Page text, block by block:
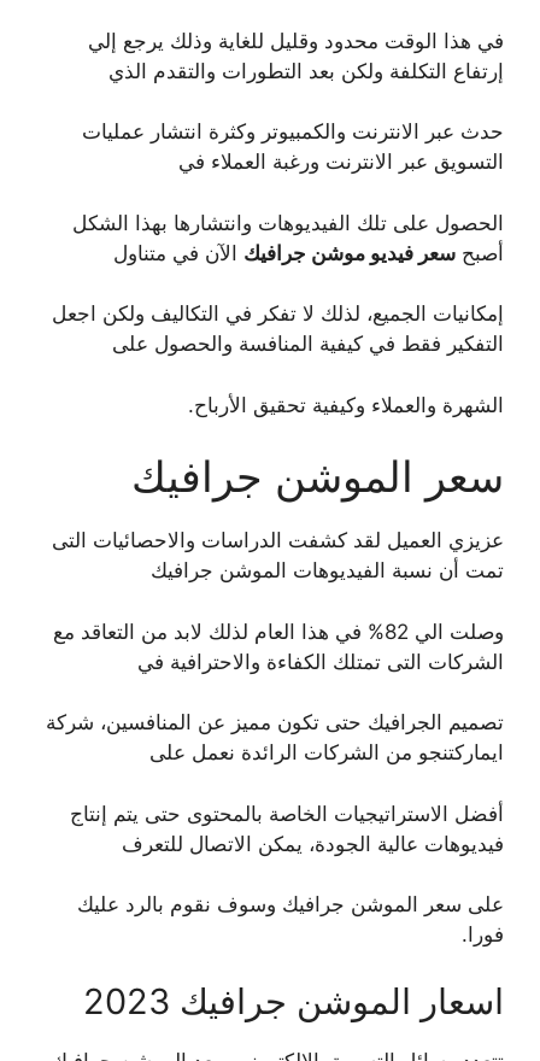
في هذا الوقت محدود وقليل للغاية وذلك يرجع إلي
إرتفاع التكلفة ولكن بعد التطورات والتقدم الذي
حدث عبر الانترنت والكمبيوتر وكثرة انتشار عمليات
التسويق عبر الانترنت ورغبة العملاء في
الحصول على تلك الفيديوهات وانتشارها بهذا الشكل
أصبح سعر فيديو موشن جرافيك الآن في متناول
إمكانيات الجميع، لذلك لا تفكر في التكاليف ولكن اجعل
التفكير فقط في كيفية المنافسة والحصول على
الشهرة والعملاء وكيفية تحقيق الأرباح.
سعر الموشن جرافيك
عزيزي العميل لقد كشفت الدراسات والاحصائيات التى
تمت أن نسبة الفيديوهات الموشن جرافيك
وصلت الي 82% في هذا العام لذلك لابد من التعاقد مع
الشركات التى تمتلك الكفاءة والاحترافية في
تصميم الجرافيك حتى تكون مميز عن المنافسين، شركة
ايماركتنجو من الشركات الرائدة نعمل على
أفضل الاستراتيجيات الخاصة بالمحتوى حتى يتم إنتاج
فيديوهات عالية الجودة، يمكن الاتصال للتعرف
على سعر الموشن جرافيك وسوف نقوم بالرد عليك
فورا.
اسعار الموشن جرافيك 2023